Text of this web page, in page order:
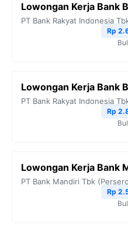
Lowongan Kerja Bank
PT Bank Rakyat Indonesia
Rp
Lowongan Kerja Bank
PT Bank Rakyat Indonesia
Rp
Lowongan Kerja Bank
PT Bank Mandiri Tbk
Rp